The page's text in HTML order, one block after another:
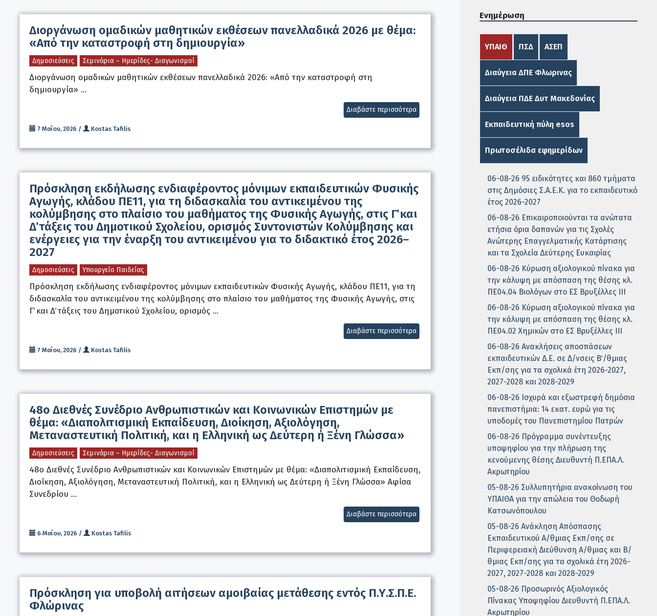
Διοργάνωση ομαδικών μαθητικών εκθέσεων πανελλαδικά 2026 με θέμα:
«Από την καταστροφή στη δημιουργία»
Δημοσιεύσεις Σεμινάρια – Ημερίδες- Διαγωνισμοί
Διοργάνωση ομαδικών μαθητικών εκθέσεων πανελλαδικά 2026: «Από την καταστροφή στη
δημιουργία» …
Διαβάστε περισσότερα
7 Μαΐου, 2026 / Kostas Tafilis
Πρόσκληση εκδήλωσης ενδιαφέροντος μόνιμων εκπαιδευτικών Φυσικής
Αγωγής, κλάδου ΠΕ11, για τη διδασκαλία του αντικειμένου της
κολύμβησης στο πλαίσιο του μαθήματος της Φυσικής Αγωγής, στις Γ΄ και
Δ΄ τάξεις του Δημοτικού Σχολείου, ορισμός Συντονιστών Κολύμβησης και
ενέργειες για την έναρξη του αντικειμένου για το διδακτικό έτος 2026–
2027
Δημοσιεύσεις Υπουργείο Παιδείας
Πρόσκληση εκδήλωσης ενδιαφέροντος μόνιμων εκπαιδευτικών Φυσικής Αγωγής, κλάδου ΠΕ11, για τη
διδασκαλία του αντικειμένου της κολύμβησης στο πλαίσιο του μαθήματος της Φυσικής Αγωγής, στις
Γ΄ και Δ΄ τάξεις του Δημοτικού Σχολείου, ορισμός …
Διαβάστε περισσότερα
7 Μαΐου, 2026 / Kostas Tafilis
48ο Διεθνές Συνέδριο Ανθρωπιστικών και Κοινωνικών Επιστημών με
θέμα: «Διαπολιτισμική Εκπαίδευση, Διοίκηση, Αξιολόγηση,
Μεταναστευτική Πολιτική, και η Ελληνική ως Δεύτερη ή Ξένη Γλώσσα»
Δημοσιεύσεις Σεμινάρια – Ημερίδες- Διαγωνισμοί
48ο Διεθνές Συνέδριο Ανθρωπιστικών και Κοινωνικών Επιστημών με θέμα: «Διαπολιτισμική Εκπαίδευση,
Διοίκηση, Αξιολόγηση, Μεταναστευτική Πολιτική, και η Ελληνική ως Δεύτερη ή Ξένη Γλώσσα» Αφίσα
Συνεδρίου …
Διαβάστε περισσότερα
6 Μαΐου, 2026 / Kostas Tafilis
Πρόσκληση για υποβολή αιτήσεων αμοιβαίας μετάθεσης εντός Π.Υ.Σ.Π.Ε.
Φλώρινας
Ενημέρωση
ΥΠΑΙΘ ΠΣΔ ΑΣΕΠ
Διαύγεια ΔΠΕ Φλωρινας
Διαύγεια ΠΔΕ Δυτ Μακεδονίας
Εκπαιδευτική πύλη esos
Πρωτοσέλιδα εφημερίδων
06-08-26 95 ειδικότητες και 860 τμήματα
στις Δημόσιες Σ.Α.Ε.Κ. για το εκπαιδευτικό
έτος 2026-2027
06-08-26 Επικαιροποιούνται τα ανώτατα
ετήσια όρια δαπανών για τις Σχολές
Ανώτερης Επαγγελματικής Κατάρτισης
και τα Σχολεία Δεύτερης Ευκαιρίας
06-08-26 Κύρωση αξιολογικού πίνακα για
την κάλυψη με απόσπαση της θέσης κλ.
ΠΕ04.04 Βιολόγων στο ΕΣ Βρυξέλλες ΙΙΙ
06-08-26 Κύρωση αξιολογικού πίνακα για
την κάλυψη με απόσπαση της θέσης κλ.
ΠΕ04.02 Χημικών στο ΕΣ Βρυξέλλες ΙΙΙ
06-08-26 Ανακλήσεις αποσπάσεων
εκπαιδευτικών Δ.Ε. σε Δ/νσεις Β΄/θμιας
Εκπ/σης για τα σχολικά έτη 2026-2027,
2027-2028 και 2028-2029
06-08-26 Ισχυρά και εξωστρεφή δημόσια
πανεπιστήμια: 14 εκατ. ευρώ για τις
υποδομές του Πανεπιστημίου Πατρών
06-08-26 Πρόγραμμα συνέντευξης
υποψηφίου για την πλήρωση της
κενούμενης θέσης Διευθυντή Π.ΕΠΑ.Λ.
Ακρωτηρίου
05-08-26 Συλλυπητήρια ανακοίνωση του
ΥΠΑΙΘΑ για την απώλεια του Θοδωρή
Κατσωνόπουλου
05-08-26 Ανάκληση Απόσπασης
Εκπαιδευτικού Α/θμιας Εκπ/σης σε
Περιφερειακή Διεύθυνση Α/θμιας και Β/
θμιας Εκπ/σης για τα σχολικά έτη 2026-
2027, 2027-2028 και 2028-2029
05-08-26 Προσωρινός Αξιολογικός
Πίνακας Υποψηφίου Διευθυντή Π.ΕΠΑ.Λ.
Ακρωτηρίου